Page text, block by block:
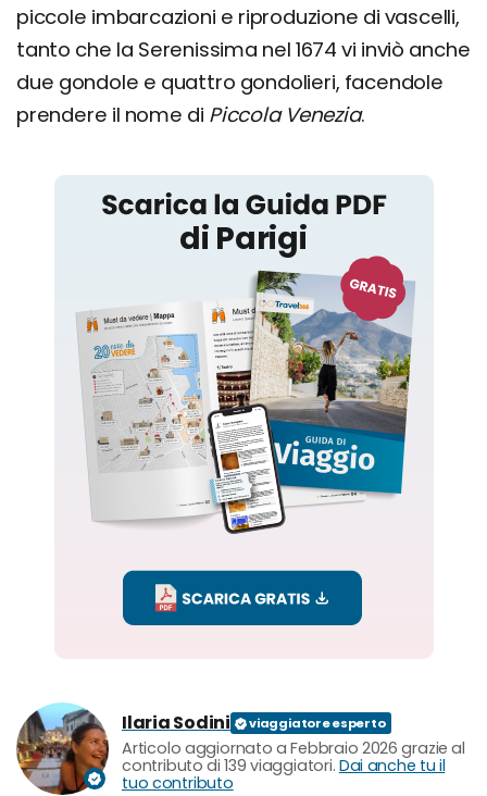
piccole imbarcazioni e riproduzione di vascelli,
tanto che la Serenissima nel 1674 vi inviò anche
due gondole e quattro gondolieri, facendole
prendere il nome di Piccola Venezia.
Parigi
Ilaria Sodini
Articolo aggiornato a Febbraio 2026 grazie al
contributo di 139 viaggiatori. Dai anche tu il
tuo contributo